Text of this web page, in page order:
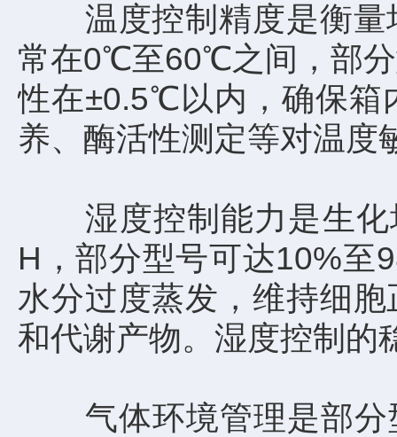
温度控制精度是衡量
常在0℃至60℃之间，部
性在±0.5℃以内，确保箱
养、酶活性测定等对温度
湿度控制能力是生化
H，部分型号可达10%至
水分过度蒸发，维持细
和代谢产物。湿度控制的
气体环境管理是部分